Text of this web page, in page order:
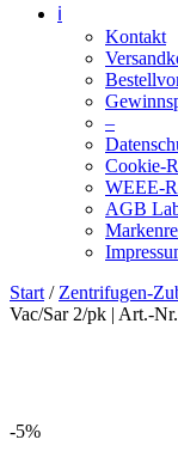
ℹ️
Kontakt
–
Cookie-
WEEE-
AGB
Start / Zentrifugen-
Vac/Sar 2/pk | Art.-
-5%